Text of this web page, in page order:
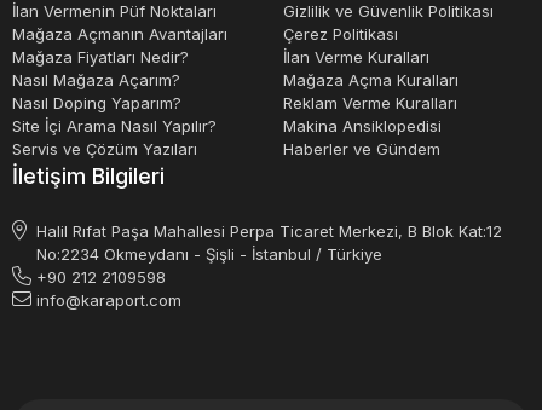
İlan Vermenin Püf Noktaları
Mağaza Açmanın Avantajları
Mağaza Fiyatları Nedir?
Nasıl Mağaza Açarım?
Nasıl Doping Yaparım?
Site İçi Arama Nasıl Yapılır?
Servis ve Çözüm Yazıları
Gizlilik ve Güvenlik Politikası
Çerez Politikası
İlan Verme Kuralları
Mağaza Açma Kuralları
Reklam Verme Kuralları
Makina Ansiklopedisi
Haberler ve Gündem
İletişim Bilgileri
Halil Rıfat Paşa Mahallesi Perpa Ticaret Merkezi, B Blok Kat:12
No:2234 Okmeydanı - Şişli - İstanbul / Türkiye
+90 212 2109598
info@karaport.com